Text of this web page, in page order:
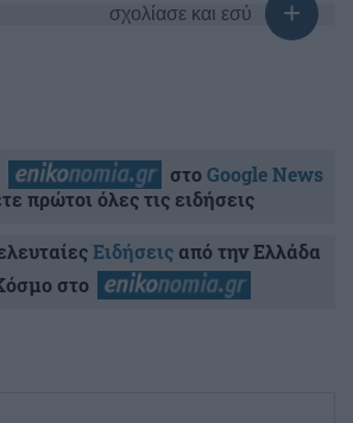
σχολίασε και εσύ
στοGoogle News
πρώτοι όλες τις ειδήσεις
Ειδήσειςαπό την Ελλάδα
στο